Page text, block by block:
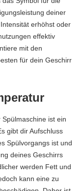
deiner
erhöhst oder
effektiv
mit den
für dein Geschirr
ist ein
gibt dir Aufschluss
Spülvorgangs ist und
deines Geschirrs
werden Fett und
kann eine zu